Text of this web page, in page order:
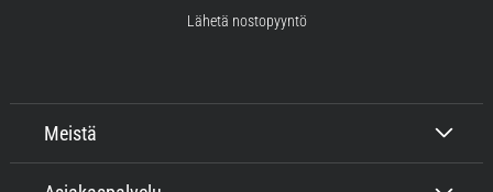
Meistä
Lähetä nostopyyntö